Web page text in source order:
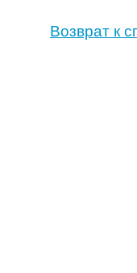
Возврат к